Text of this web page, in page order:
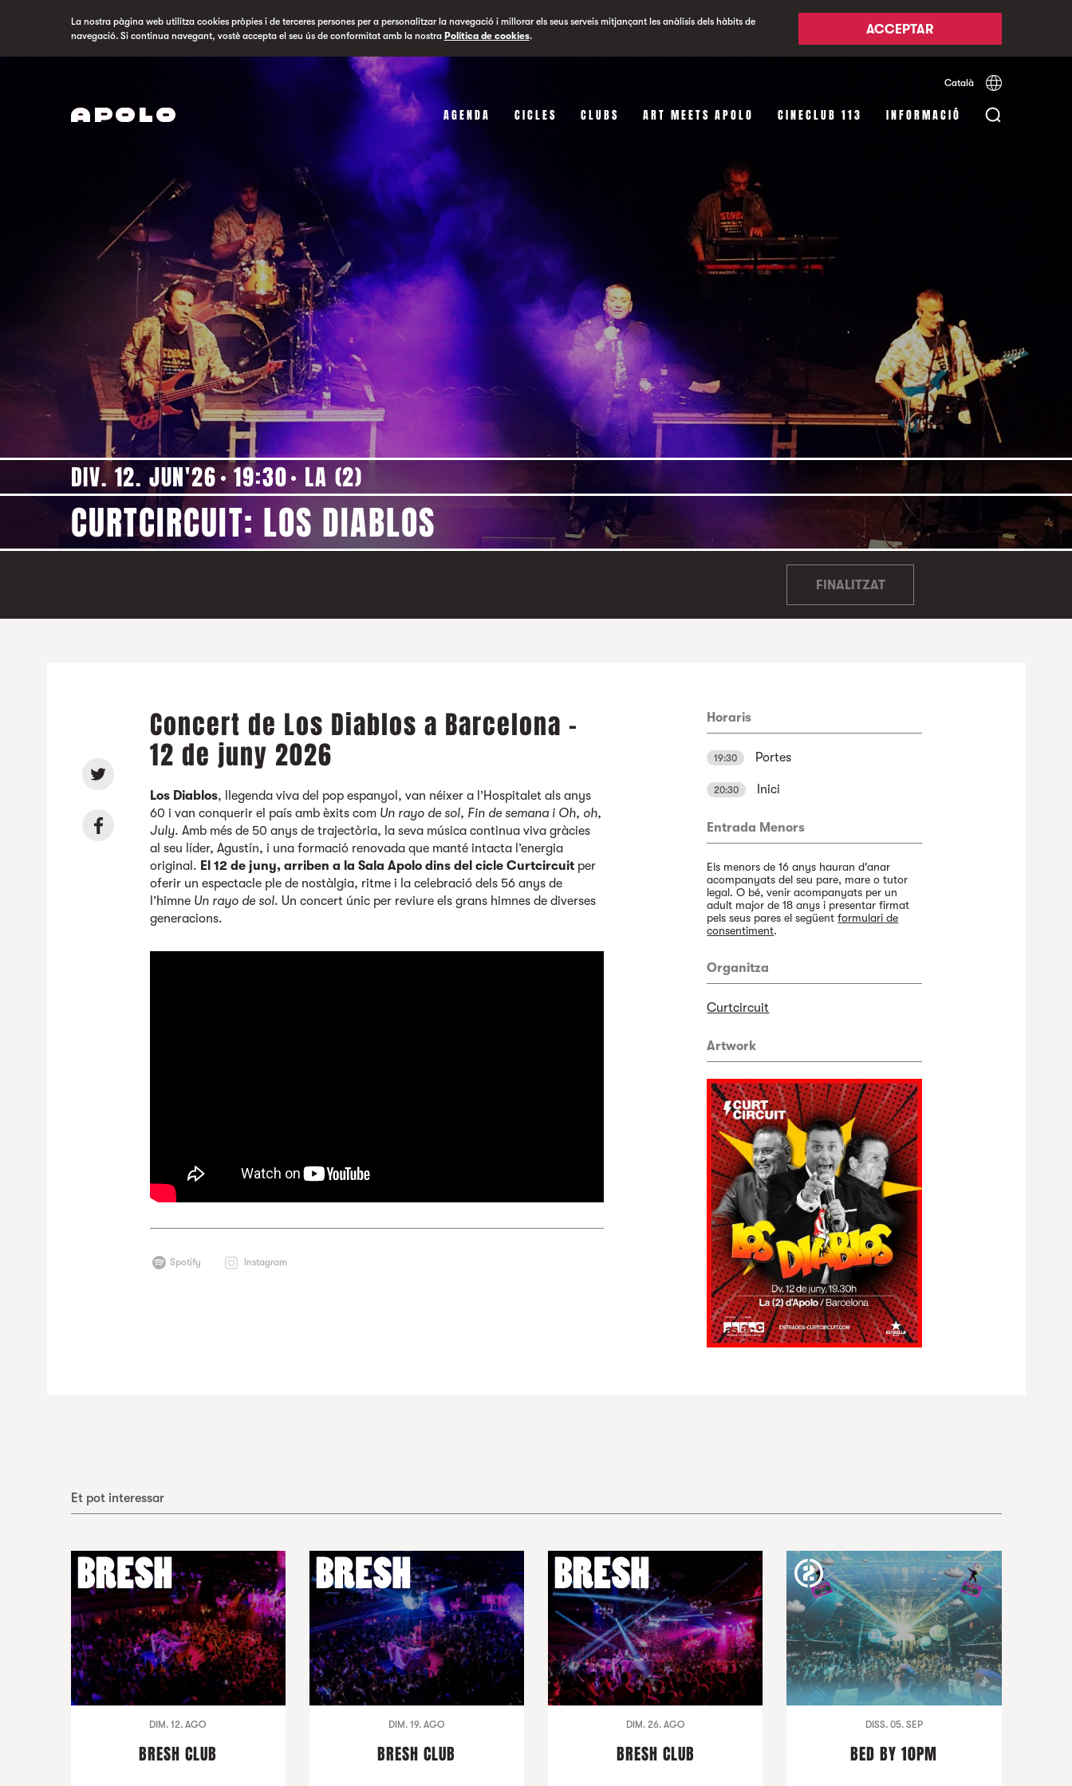
La nostra pàgina web utilitza cookies pròpies i de terceres persones per a personalitzar la navegació i millorar els seus serveis mitjançant les anàlisis dels hàbits de
navegació. Si continua navegant, vostè accepta el seu ús de conformitat amb la nostra Política de cookies. ACCEPTAR
Català Español
AGENDA CICLES CLUBS ART MEETS APOLO CINECLUB 113 INFORMACIÓ
DIV. 12. JUN'26 19:30 LA (2)
CURTCIRCUIT: LOS DIABLOS
FINALITZAT
Concert de Los Diablos a Barcelona -
12 de juny 2026
Los Diablos, llegenda viva del pop espanyol, van néixer a l’Hospitalet als anys
60 i van conquerir el país amb èxits com Un rayo de sol, Fin de semana i Oh, oh,
July. Amb més de 50 anys de trajectòria, la seva música continua viva gràcies
al seu líder, Agustín, i una formació renovada que manté intacta l’energia
original. El 12 de juny, arriben a la Sala Apolo dins del cicle Curtcircuit per
oferir un espectacle ple de nostàlgia, ritme i la celebració dels 56 anys de
l’himne Un rayo de sol. Un concert únic per reviure els grans himnes de diverses
generacions.
Spotify Instagram
Horaris
19:30 Portes
20:30 Inici
Entrada Menors
Els menors de 16 anys hauran d'anar
acompanyats del seu pare, mare o tutor
legal. O bé, venir acompanyats per un
adult major de 18 anys i presentar firmat
pels seus pares el següentformulari de
consentiment.
Organitza
Curtcircuit
Artwork
Et pot interessar
DIM. 12. AGO
BRESH CLUB
DIM. 19. AGO
BRESH CLUB
DIM. 26. AGO
BRESH CLUB
DISS. 05. SEP
BED BY 10PM